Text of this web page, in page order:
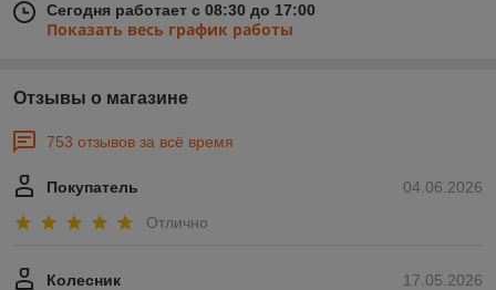
Сегодня работает с 08:30 до 17:00
Показать весь график работы
Отзывы о магазине
753 отзывов за всё время
04.06.2026
Покупатель
Отлично
17.05.2026
Колесник